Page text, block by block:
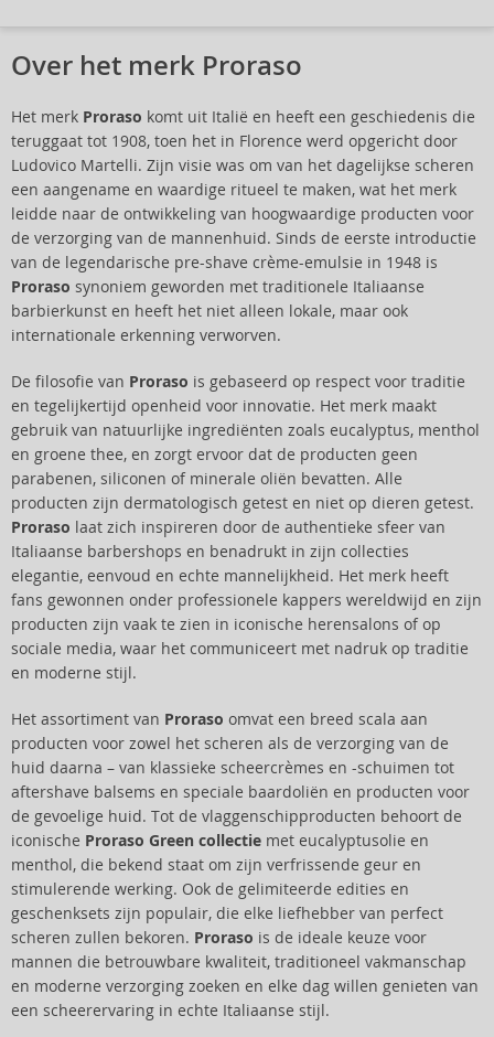
Over het merk Proraso
Het merk Proraso komt uit Italië en heeft een geschiedenis die
teruggaat tot 1908, toen het in Florence werd opgericht door
Ludovico Martelli. Zijn visie was om van het dagelijkse scheren
een aangename en waardige ritueel te maken, wat het merk
leidde naar de ontwikkeling van hoogwaardige producten voor
de verzorging van de mannenhuid. Sinds de eerste introductie
van de legendarische pre-shave crème-emulsie in 1948 is
Proraso synoniem geworden met traditionele Italiaanse
barbierkunst en heeft het niet alleen lokale, maar ook
internationale erkenning verworven.
De filosofie van Proraso is gebaseerd op respect voor traditie
en tegelijkertijd openheid voor innovatie. Het merk maakt
gebruik van natuurlijke ingrediënten zoals eucalyptus, menthol
en groene thee, en zorgt ervoor dat de producten geen
parabenen, siliconen of minerale oliën bevatten. Alle
producten zijn dermatologisch getest en niet op dieren getest.
Proraso laat zich inspireren door de authentieke sfeer van
Italiaanse barbershops en benadrukt in zijn collecties
elegantie, eenvoud en echte mannelijkheid. Het merk heeft
fans gewonnen onder professionele kappers wereldwijd en zijn
producten zijn vaak te zien in iconische herensalons of op
sociale media, waar het communiceert met nadruk op traditie
en moderne stijl.
Het assortiment van Proraso omvat een breed scala aan
producten voor zowel het scheren als de verzorging van de
huid daarna – van klassieke scheercrèmes en -schuimen tot
aftershave balsems en speciale baardoliën en producten voor
de gevoelige huid. Tot de vlaggenschipproducten behoort de
iconische Proraso Green collectie met eucalyptusolie en
menthol, die bekend staat om zijn verfrissende geur en
stimulerende werking. Ook de gelimiteerde edities en
geschenksets zijn populair, die elke liefhebber van perfect
scheren zullen bekoren. Proraso is de ideale keuze voor
mannen die betrouwbare kwaliteit, traditioneel vakmanschap
en moderne verzorging zoeken en elke dag willen genieten van
een scheerervaring in echte Italiaanse stijl.